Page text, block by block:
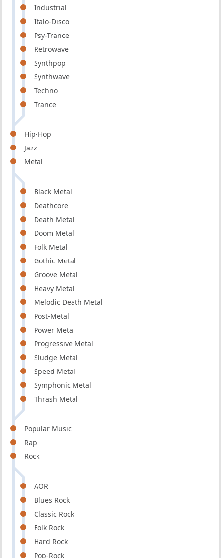
Industrial
Italo-Disco
Psy-Trance
Retrowave
Synthpop
Synthwave
Techno
Trance
Hip-Hop
Jazz
Metal
Black Metal
Deathcore
Death Metal
Doom Metal
Folk Metal
Gothic Metal
Groove Metal
Heavy Metal
Melodic Death Metal
Post-Metal
Power Metal
Progressive Metal
Sludge Metal
Speed Metal
Symphonic Metal
Thrash Metal
Popular Music
Rap
Rock
AOR
Blues Rock
Classic Rock
Folk Rock
Hard Rock
Pop-Rock